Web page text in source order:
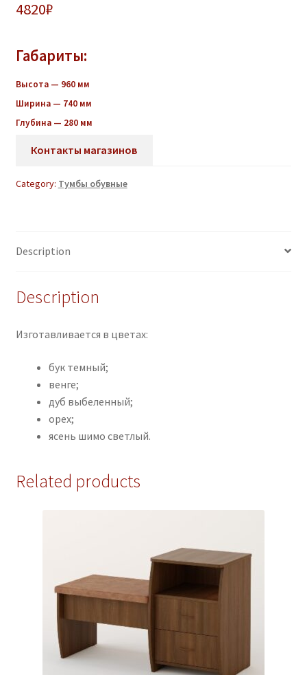
4820₽
Габариты:
Высота — 960 мм
Ширина — 740 мм
Глубина — 280 мм
Контакты магазинов
Category: Тумбы обувные
Description
Description
Изготавливается в цветах:
бук темный;
венге;
дуб выбеленный;
орех;
ясень шимо светлый.
Related products